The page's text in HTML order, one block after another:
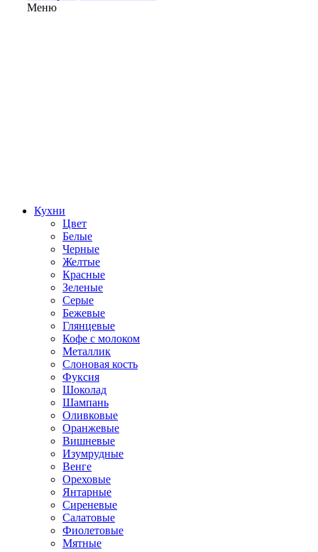
Меню
Кухни
Цвет
Белые
Черные
Желтые
Красные
Зеленые
Серые
Бежевые
Глянцевые
Кофе с молоком
Металлик
Слоновая кость
Фуксия
Шоколад
Шампань
Оливковые
Оранжевые
Вишневые
Изумрудные
Венге
Ореховые
Янтарные
Сиреневые
Салатовые
Фиолетовые
Мятные